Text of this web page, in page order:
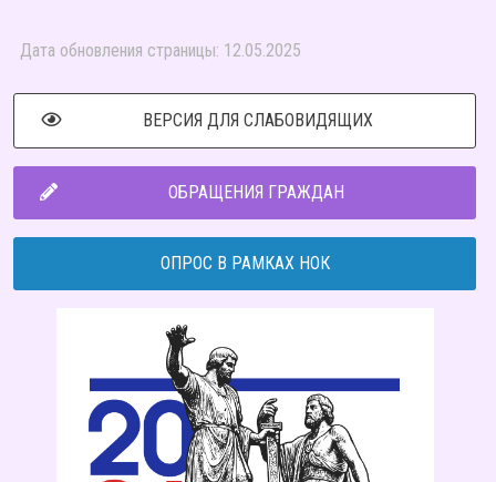
Дата обновления страницы: 12.05.2025
ВЕРСИЯ ДЛЯ СЛАБОВИДЯЩИХ
ОБРАЩЕНИЯ ГРАЖДАН
ОПРОС В РАМКАХ НОК